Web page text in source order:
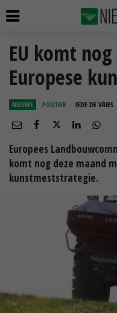
EU komt
Europese
NIEUWS POLITIEK IEDE DE VRIES
Europees
komt nog deze maand
kunstmeststrategie.